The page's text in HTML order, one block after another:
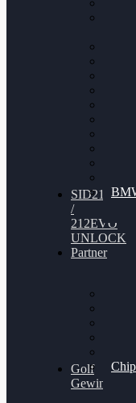
V6
SID212
/
212EVO
UNLOCK
Partner
Golf
Gewinnspiel